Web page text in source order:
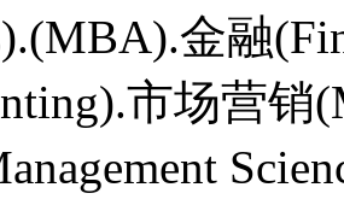
金融
市场营销